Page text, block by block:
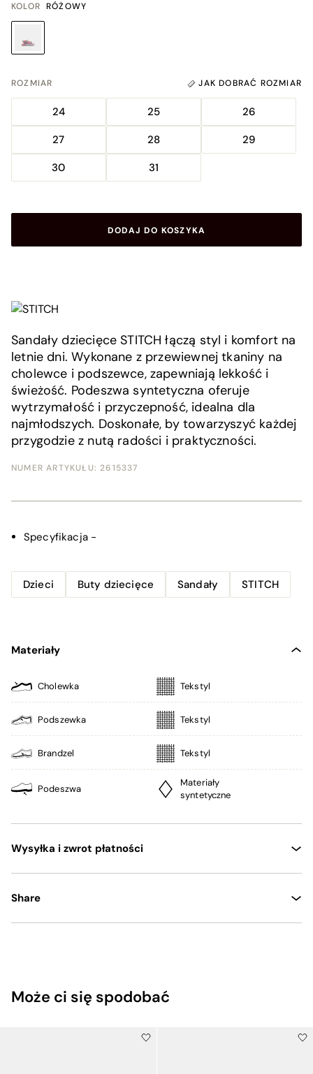
KOLOR RÓŻOWY
ROZMIAR JAK DOBRAĆ ROZMIAR
24 25
26
27
28
29
30
31
DODAJ DO KOSZYKA
Sandały dziecięce STITCH łączą styl i komfort na
letnie dni. Wykonane z przewiewnej tkaniny na
cholewce i podszewce, zapewniają lekkość i
świeżość. Podeszwa syntetyczna oferuje
wytrzymałość i przyczepność, idealna dla
najmłodszych. Doskonałe, by towarzyszyć każdej
przygodzie z nutą radości i praktyczności.
NUMER ARTYKUŁU: 2615337
Specyfikacja-
Dzieci Buty dziecięce Sandały STITCH
Materiały
Cholewka Tekstyl
Podszewka Tekstyl
Brandzel Tekstyl
Podeszwa
Materiały
syntetyczne
Wysyłka i zwrot płatności
Share
Może ci się spodobać